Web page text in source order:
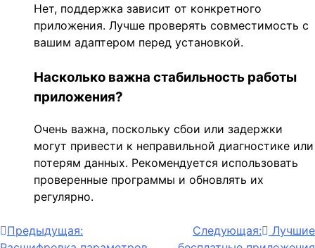
Нет, поддержка зависит от конкретного
приложения. Лучше проверять совместимость с
вашим адаптером перед установкой.
Насколько важна стабильность работы
приложения?
Очень важна, поскольку сбои или задержки
могут привести к неправильной диагностике или
потерям данных. Рекомендуется использовать
проверенные программы и обновлять их
регулярно.
Навигация
Предыдущая:
Следующая:
Лучшие